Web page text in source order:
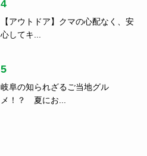
4
【アウトドア】クマの心配なく、安
心してキ...
5
岐阜の知られざるご当地グル
メ！？ 夏にお...